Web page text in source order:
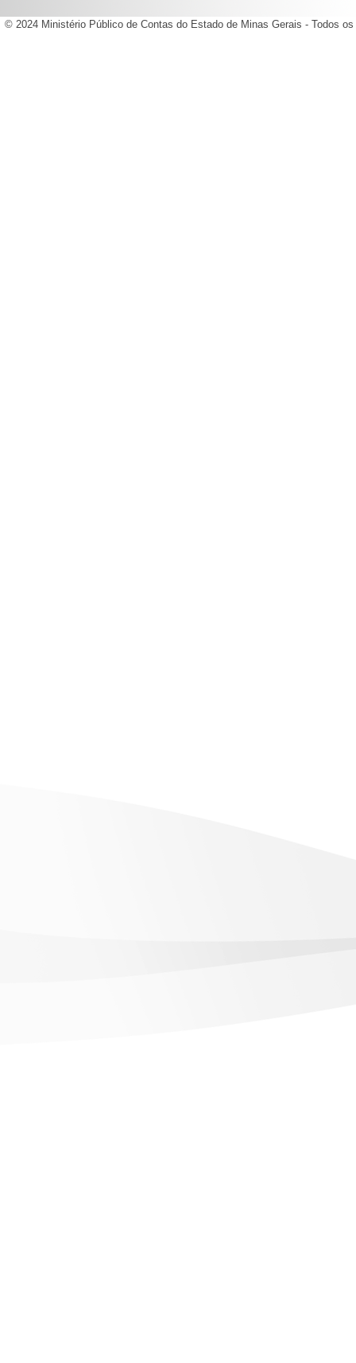
© 2024 Ministério Público de Contas do Estado de Minas Gerais - Todos